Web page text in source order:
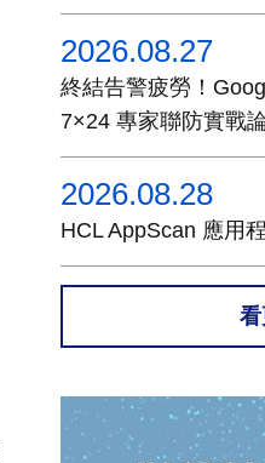
2026.08.27
終結告警疲勞！
7×24 專家聯防實戰
2026.08.28
HCL AppScan 應用